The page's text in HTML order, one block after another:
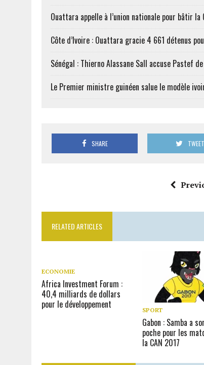
Ouattara appelle à l’union nationale pour bâtir la
Côte d’Ivoire : Ouattara gracie 4 661 détenus
Sénégal : Thierno Alassane Sall accuse Pastef
Le Premier ministre guinéen salue le modèle
SHARE TWEET
RELATED ARTICLES
ECONOMIE
Africa Investment Forum :
40,4 milliards de dollars
pour le développement
SPORT
Gabon : Samba a
poche pour les
la CAN 2017